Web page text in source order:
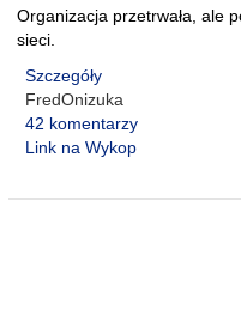
Organizacja przetrwała, ale
sieci.
Szczegóły
FredOnizuka
42 komentarzy
Link na Wykop